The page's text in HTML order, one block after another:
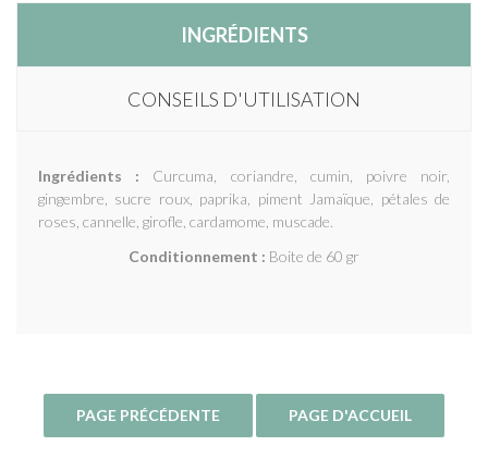
INGRÉDIENTS
CONSEILS D'UTILISATION
Ingrédients : Curcuma, coriandre, cumin, poivre noir,
gingembre, sucre roux, paprika, piment Jamaïque, pétales de
roses, cannelle, girofle, cardamome, muscade.
Conditionnement : Boite de 60 gr